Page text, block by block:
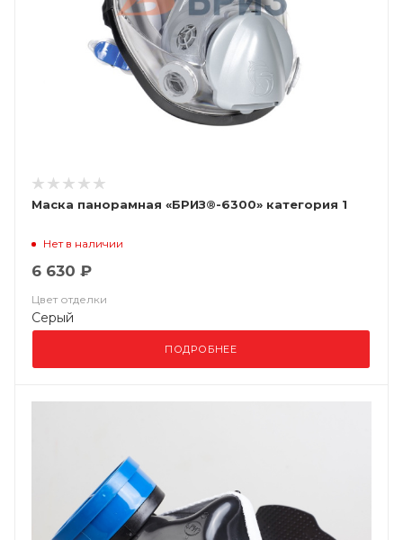
Маска панорамная «БРИЗ®-6300» категория 1
Нет в наличии
6 630 ₽
Цвет отделки
Серый
ПОДРОБНЕЕ